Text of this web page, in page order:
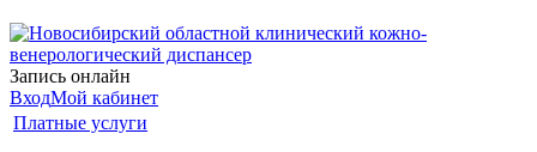
Запись онлайн
ВходМой кабинет
Платные услуги